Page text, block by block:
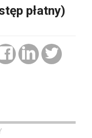
płatny)